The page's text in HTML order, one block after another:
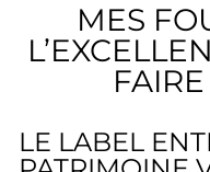
MES
LE LABEL